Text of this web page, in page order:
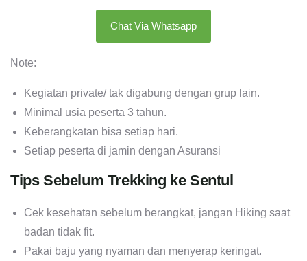
Chat Via Whatsapp
Note:
Kegiatan private/ tak digabung dengan grup lain.
Minimal usia peserta 3 tahun.
Keberangkatan bisa setiap hari.
Setiap peserta di jamin dengan Asuransi
Tips Sebelum Trekking ke Sentul
Cek kesehatan sebelum berangkat, jangan Hiking saat
badan tidak fit.
Pakai baju yang nyaman dan menyerap keringat.